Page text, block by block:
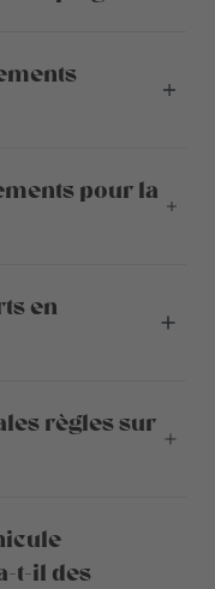
pour la
en
règles sur
t-il des